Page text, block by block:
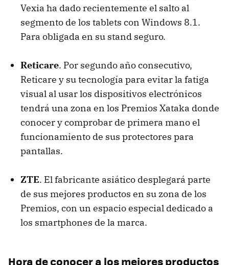
Vexia ha dado recientemente el salto al
segmento de los tablets con Windows 8.1.
Para obligada en su stand seguro.
Reticare. Por segundo año consecutivo,
Reticare y su tecnología para evitar la fatiga
visual al usar los dispositivos electrónicos
tendrá una zona en los Premios Xataka donde
conocer y comprobar de primera mano el
funcionamiento de sus protectores para
pantallas.
ZTE. El fabricante asiático desplegará parte
de sus mejores productos en su zona de los
Premios, con un espacio especial dedicado a
los smartphones de la marca.
Hora de conocer a los mejores productos